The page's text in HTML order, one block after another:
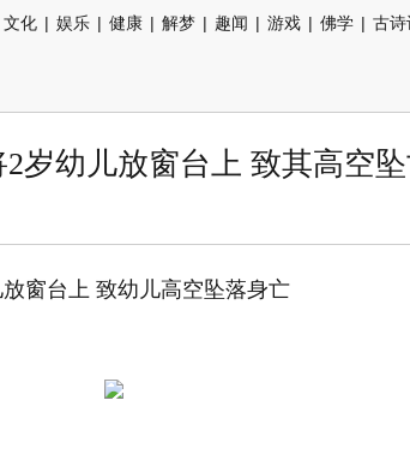
文化 | 娱乐 | 健康 | 解梦 | 趣闻 | 游戏 | 佛学 | 古诗
岁幼儿放窗台上 致其高空
窗台上 致幼儿高空坠落身亡